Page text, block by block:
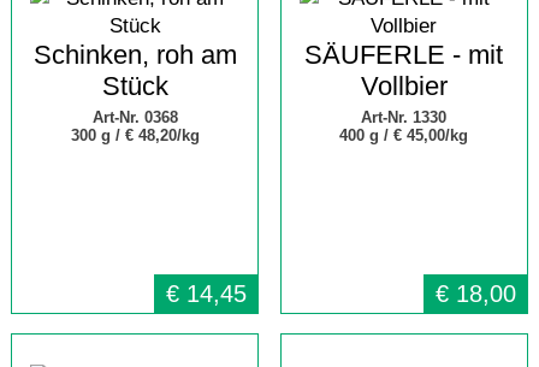
Schinken, roh am
Stück
Art-Nr. 0368
300 g / € 48,20/kg
€ 14,45
SÄUFERLE - mit
Vollbier
Art-Nr. 1330
400 g /€ 45,00/kg
€ 18,00